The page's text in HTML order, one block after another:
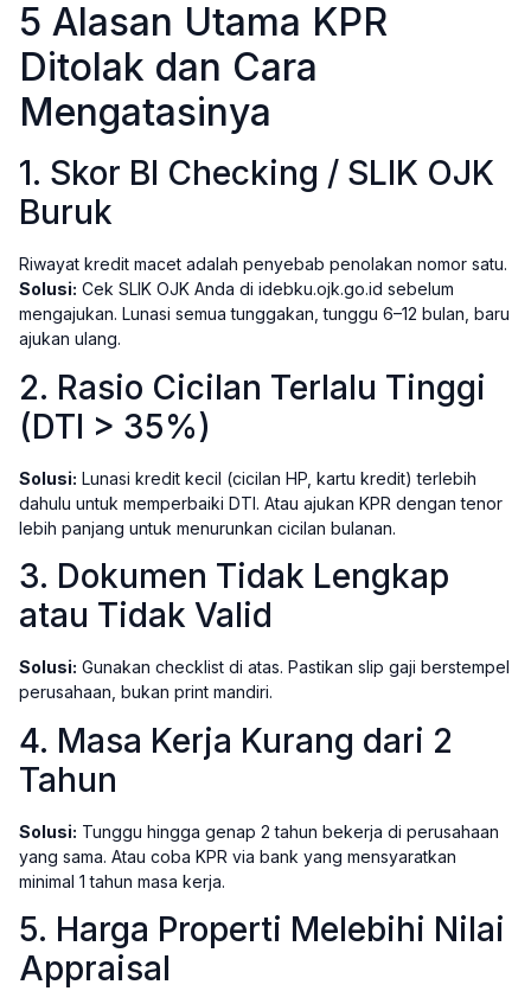
5 Alasan Utama KPR
Ditolak dan Cara
Mengatasinya
1. Skor BI Checking / SLIK OJK
Buruk
Riwayat kredit macet adalah penyebab penolakan nomor satu.
Solusi: Cek SLIK OJK Anda di idebku.ojk.go.id sebelum
mengajukan. Lunasi semua tunggakan, tunggu 6–12 bulan, baru
ajukan ulang.
2. Rasio Cicilan Terlalu Tinggi
(DTI > 35%)
Solusi: Lunasi kredit kecil (cicilan HP, kartu kredit) terlebih
dahulu untuk memperbaiki DTI. Atau ajukan KPR dengan tenor
lebih panjang untuk menurunkan cicilan bulanan.
3. Dokumen Tidak Lengkap
atau Tidak Valid
Solusi: Gunakan checklist di atas. Pastikan slip gaji berstempel
perusahaan, bukan print mandiri.
4. Masa Kerja Kurang dari 2
Tahun
Solusi: Tunggu hingga genap 2 tahun bekerja di perusahaan
yang sama. Atau coba KPR via bank yang mensyaratkan
minimal 1 tahun masa kerja.
5. Harga Properti Melebihi Nilai
Appraisal